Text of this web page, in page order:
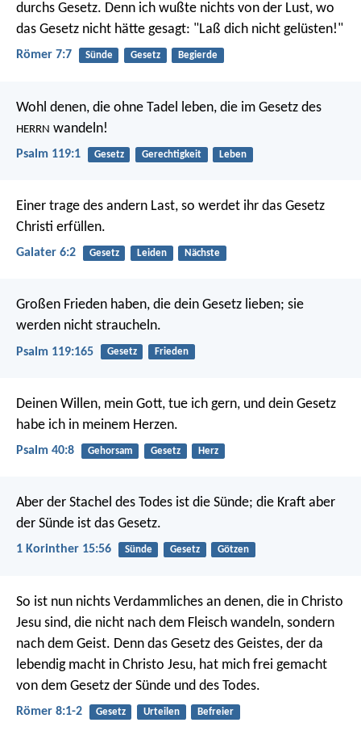
durchs Gesetz. Denn ich wußte nichts von der Lust, wo
das Gesetz nicht hätte gesagt: "Laß dich nicht gelüsten!"
Römer 7:7 Sünde Gesetz Begierde
Wohl denen, die ohne Tadel leben, die im Gesetz des
HERRN wandeln!
Psalm 119:1 Gesetz Gerechtigkeit Leben
Einer trage des andern Last, so werdet ihr das Gesetz
Christi erfüllen.
Galater 6:2 Gesetz Leiden Nächste
Großen Frieden haben, die dein Gesetz lieben; sie
werden nicht straucheln.
Psalm 119:165 Gesetz Frieden
Deinen Willen, mein Gott, tue ich gern, und dein Gesetz
habe ich in meinem Herzen.
Psalm 40:8 Gehorsam Gesetz Herz
Aber der Stachel des Todes ist die Sünde; die Kraft aber
der Sünde ist das Gesetz.
1 Korinther 15:56 Sünde Gesetz Götzen
So ist nun nichts Verdammliches an denen, die in Christo
Jesu sind, die nicht nach dem Fleisch wandeln, sondern
nach dem Geist. Denn das Gesetz des Geistes, der da
lebendig macht in Christo Jesu, hat mich frei gemacht
von dem Gesetz der Sünde und des Todes.
Römer 8:1-2 Gesetz Urteilen Befreier